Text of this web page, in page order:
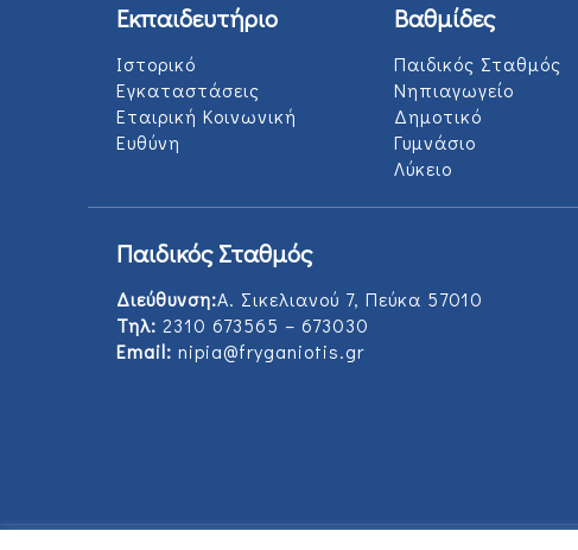
Εκπαιδευτήριο
Ιστορικό
Εγκαταστάσεις
Εταιρική Κοινωνική
Ευθύνη
Βαθμίδες
Παιδικός Σταθμός
Νηπιαγωγείο
Δημοτικό
Γυμνάσιο
Λύκειο
Παιδικός Σταθμός
Διεύθυνση:Α. Σικελιανού 7, Πεύκα 57010
Τηλ: 2310 673565 – 673030
Email: nipia@fryganiotis.gr